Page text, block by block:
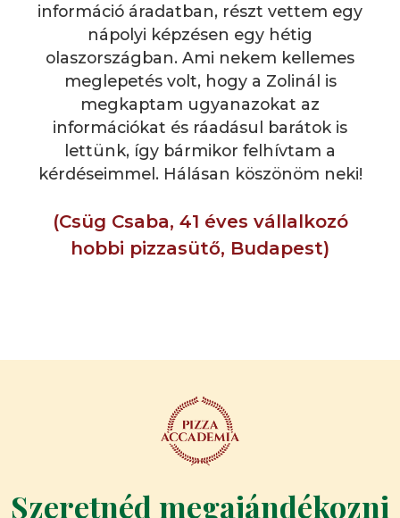
információ áradatban, részt vettem egy
nápolyi képzésen egy hétig
olaszországban. Ami nekem kellemes
meglepetés volt, hogy a Zolinál is
megkaptam ugyanazokat az
információkat és ráadásul barátok is
lettünk, így bármikor felhívtam a
kérdéseimmel. Hálásan köszönöm neki!
(Csüg Csaba, 41 éves vállalkozó
hobbi pizzasütő, Budapest)
Szeretnéd megajándékozni